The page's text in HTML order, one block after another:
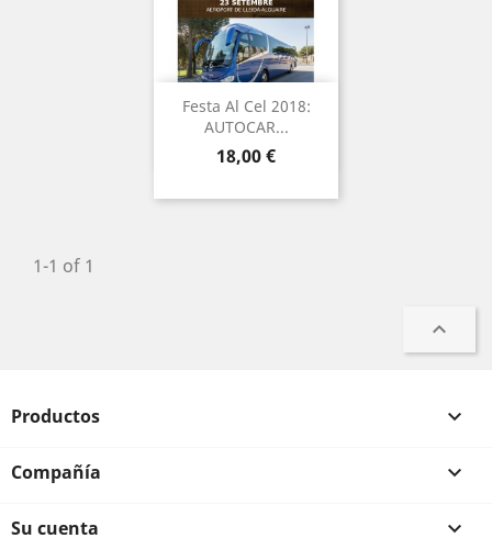
Festa Al Cel 2018:
AUTOCAR...
Precio
18,00 €
1-1 of 1

Productos 
Compañía 
Su cuenta 